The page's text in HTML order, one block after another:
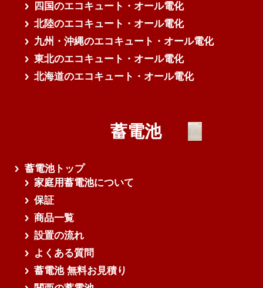
四国のエコキュート・オール電化
北陸のエコキュート・オール電化
九州・沖縄のエコキュート・オール電化
東北のエコキュート・オール電化
北海道のエコキュート・オール電化
蓄電池
蓄電池トップ
家庭用蓄電池について
保証
商品一覧
設置の流れ
よくある質問
蓄電池 無料お見積り